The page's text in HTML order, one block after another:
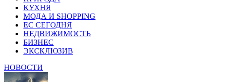
КУХНЯ
МОДА И SHOPPING
ЕС СЕГОДНЯ
НЕДВИЖИМОСТЬ
БИЗНЕС
ЭКСКЛЮЗИВ
НОВОСТИ